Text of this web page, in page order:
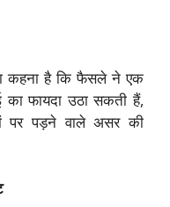
कहना है कि फैसले ने एक
फायदा उठा सकती हैं,
पर पड़ने वाले असर की